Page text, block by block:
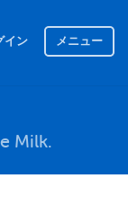
イン メニュー
Milk.